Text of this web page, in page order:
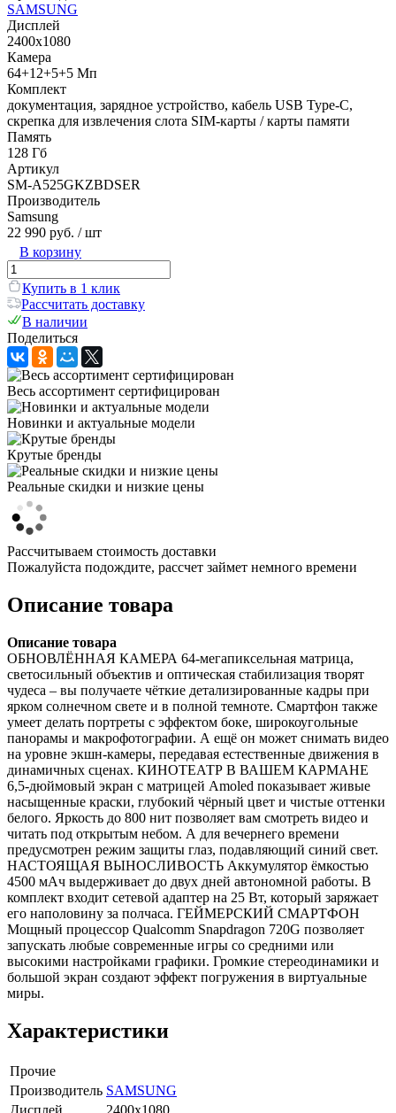
SAMSUNG
Дисплей
2400x1080
Камера
64+12+5+5 Мп
Комплект
документация, зарядное устройство, кабель USB Type-C,
скрепка для извлечения слота SIM-карты / карты памяти
Память
128 Гб
Артикул
SM-A525GKZBDSER
Производитель
Samsung
22 990 руб. / шт
В корзину
Купить в 1 клик
Рассчитать доставку
В наличии
Поделиться
Весь ассортимент сертифицирован
Новинки и актуальные модели
Крутые бренды
Реальные скидки и низкие цены
Рассчитываем стоимость доставки
Пожалуйста подождите, рассчет займет немного времени
Описание товара
Описание товара
ОБНОВЛЁННАЯ КАМЕРА 64-мегапиксельная матрица,
светосильный объектив и оптическая стабилизация творят
чудеса – вы получаете чёткие детализированные кадры при
ярком солнечном свете и в полной темноте. Смартфон также
умеет делать портреты с эффектом боке, широкоугольные
панорамы и макрофотографии. А ещё он может снимать видео
на уровне экшн-камеры, передавая естественные движения в
динамичных сценах. КИНОТЕАТР В ВАШЕМ КАРМАНЕ
6,5-дюймовый экран с матрицей Amoled показывает живые
насыщенные краски, глубокий чёрный цвет и чистые оттенки
белого. Яркость до 800 нит позволяет вам смотреть видео и
читать под открытым небом. А для вечернего времени
предусмотрен режим защиты глаз, подавляющий синий свет.
НАСТОЯЩАЯ ВЫНОСЛИВОСТЬ Аккумулятор ёмкостью
4500 мАч выдерживает до двух дней автономной работы. В
комплект входит сетевой адаптер на 25 Вт, который заряжает
его наполовину за полчаса. ГЕЙМЕРСКИЙ СМАРТФОН
Мощный процессор Qualcomm Snapdragon 720G позволяет
запускать любые современные игры со средними или
высокими настройками графики. Громкие стереодинамики и
большой экран создают эффект погружения в виртуальные
миры.
Характеристики
Прочие
Производитель SAMSUNG
Дисплей
2400x1080